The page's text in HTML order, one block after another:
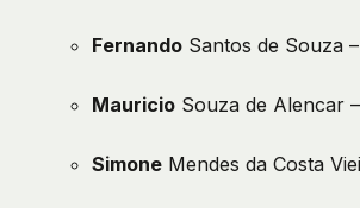
Fernando Santos de Souza
Mauricio Souza de Alencar
Simone Mendes da Costa